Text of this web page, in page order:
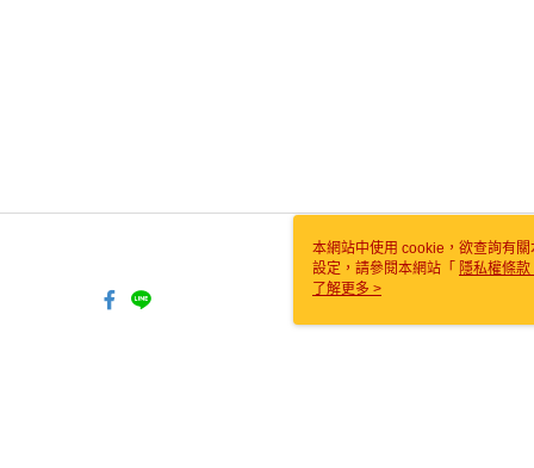
本網站中使用 cookie，欲查詢有
設定，請參閱本網站「 隱私權條款
使用 cookie。
了解更多 >